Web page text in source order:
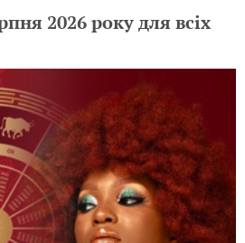
2026 року для всіх